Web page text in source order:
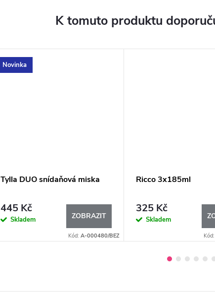
K tomuto produktu
Novinka
Tylla DUO snídaňová miska
445 Kč
Skladem ZOBRAZIT
Kód: A-000480/BEZ
Ricco 3x185ml
325 Kč
Skladem
Kód: